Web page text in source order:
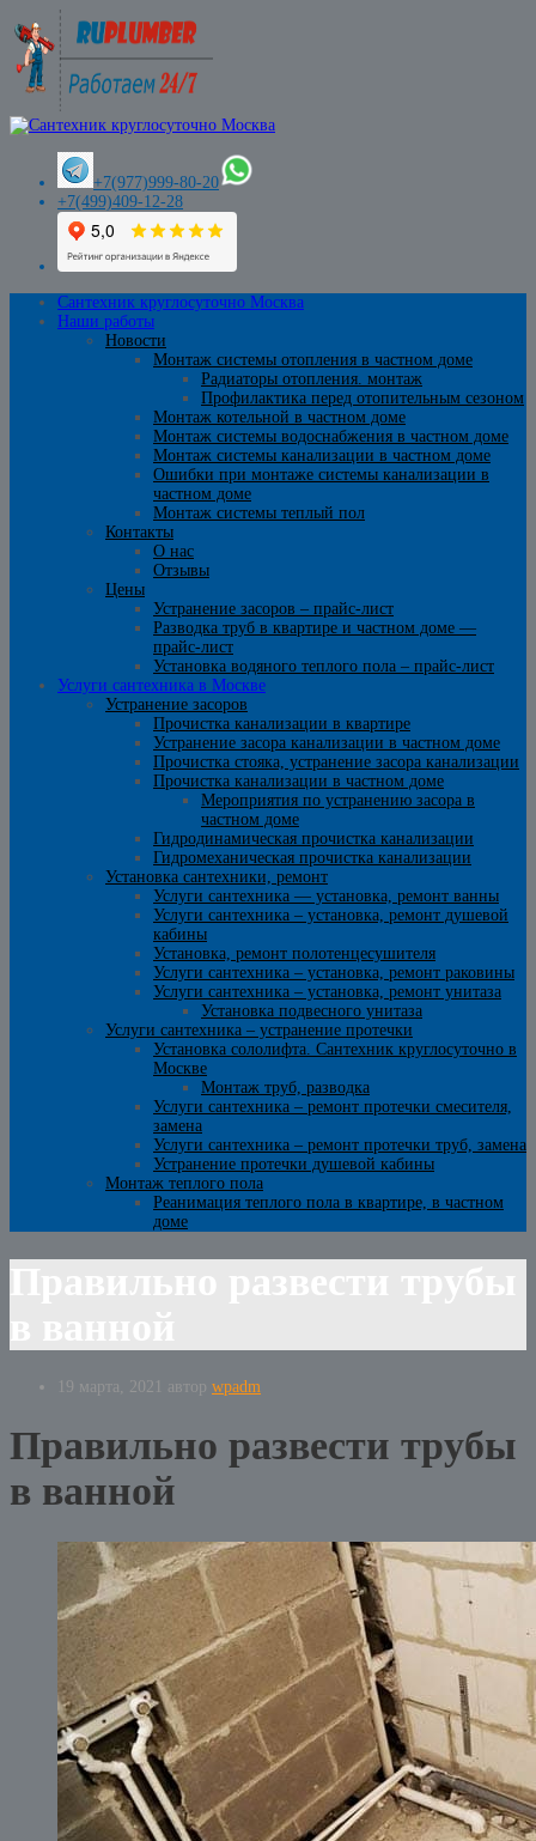
+7(977)999-80-20
+7(499)409-12-28
Сантехник круглосуточно Москва
Наши работы
Новости
Монтаж системы отопления в частном доме
Радиаторы отопления. монтаж
Профилактика перед отопительным сезоном
Монтаж котельной в частном доме
Монтаж системы водоснабжения в частном доме
Монтаж системы канализации в частном доме
Ошибки при монтаже системы канализации в
частном доме
Монтаж системы теплый пол
Контакты
О нас
Отзывы
Цены
Устранение засоров – прайс-лист
Разводка труб в квартире и частном доме —
прайс-лист
Установка водяного теплого пола – прайс-лист
Услуги сантехника в Москве
Устранение засоров
Прочистка канализации в квартире
Устранение засора канализации в частном доме
Прочистка стояка, устранение засора канализации
Прочистка канализации в частном доме
Мероприятия по устранению засора в
частном доме
Гидродинамическая прочистка канализации
Гидромеханическая прочистка канализации
Установка сантехники, ремонт
Услуги сантехника — установка, ремонт ванны
Услуги сантехника – установка, ремонт душевой
кабины
Установка, ремонт полотенцесушителя
Услуги сантехника – установка, ремонт раковины
Услуги сантехника – установка, ремонт унитаза
Установка подвесного унитаза
Услуги сантехника – устранение протечки
Установка сололифта. Сантехник круглосуточно в
Москве
Монтаж труб, разводка
Услуги сантехника – ремонт протечки смесителя,
замена
Услуги сантехника – ремонт протечки труб, замена
Устранение протечки душевой кабины
Монтаж теплого пола
Реанимация теплого пола в квартире, в частном
доме
19 марта, 2021 автор wpadm
Правильно развести трубы
в ванной